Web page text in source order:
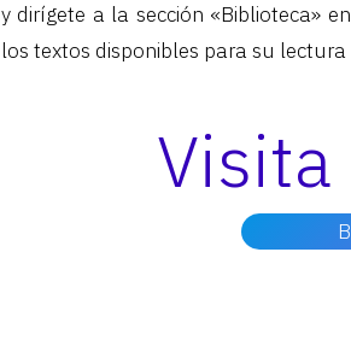
y dirígete a la sección «Biblioteca»
los textos disponibles para su lectura